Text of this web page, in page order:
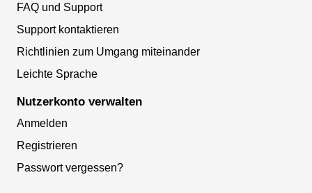
FAQ und Support
Support kontaktieren
Richtlinien zum Umgang miteinander
Leichte Sprache
Nutzerkonto verwalten
Anmelden
Registrieren
Passwort vergessen?